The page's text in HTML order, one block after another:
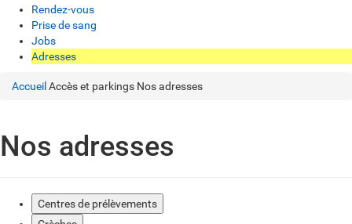
Rendez-vous
Prise de sang
Jobs
Adresses
Accueil Accès et parkings Nos adresses
Nos adresses
Centres de prélèvements